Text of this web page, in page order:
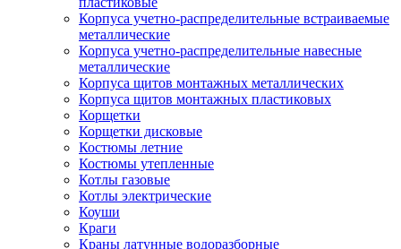
Корпуса учетно-распределительные встраиваемые
металлические
Корпуса учетно-распределительные навесные
металлические
Корпуса щитов монтажных металлических
Корпуса щитов монтажных пластиковых
Корщетки
Корщетки дисковые
Костюмы летние
Костюмы утепленные
Котлы газовые
Котлы электрические
Коуши
Краги
Краны латунные водоразборные